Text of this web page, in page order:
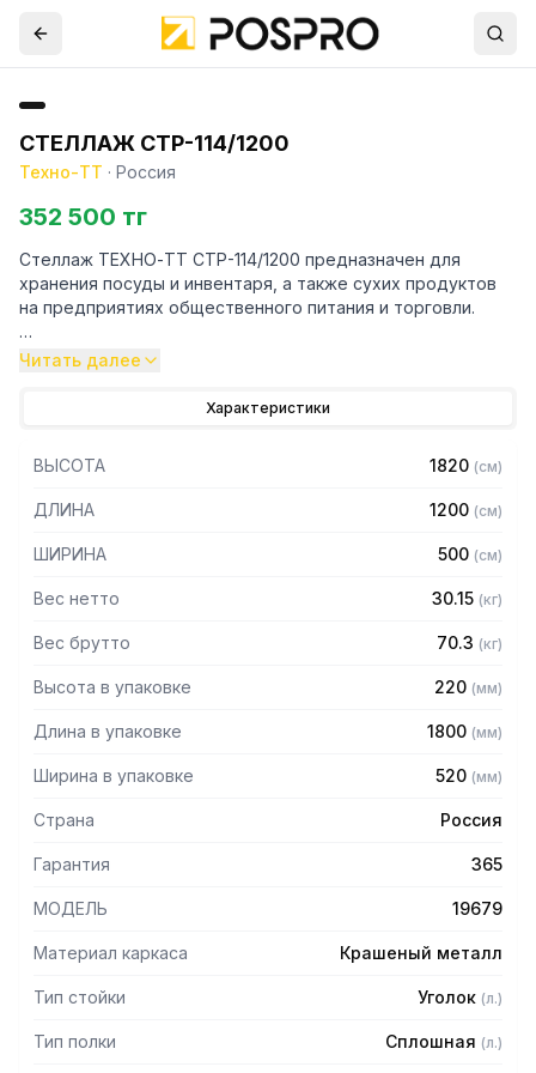
СТЕЛЛАЖ СТР-114/1200
Техно-ТТ · Россия
352 500 тг
Стеллаж ТЕХНО-ТТ СТР-114/1200 предназначен для
хранения посуды и инвентаря, а также сухих продуктов
на предприятиях общественного питания и торговли.
Особенности:
— Стеллаж технологический разборный
— Четыре сплошные полки из нержавеющей стали марки
AISI 304 толщиной 0,8 мм
— Расстояние между полками регулируемое с шагом 50
мм
— Стеллаж поставляется в разобранном виде
Читать далее
Характеристики
ВЫСОТА 1820 (см)
ДЛИНА 1200 (см)
ШИРИНА 500 (см)
Вес нетто 30.15 (кг)
Вес брутто 70.3 (кг)
Высота в упаковке 220 (мм)
Длина в упаковке 1800 (мм)
Ширина в упаковке 520 (мм)
Страна Россия
Гарантия 365
МОДЕЛЬ 19679
Материал каркаса Крашеный металл
Тип стойки Уголок (л.)
Тип полки Сплошная (л.)